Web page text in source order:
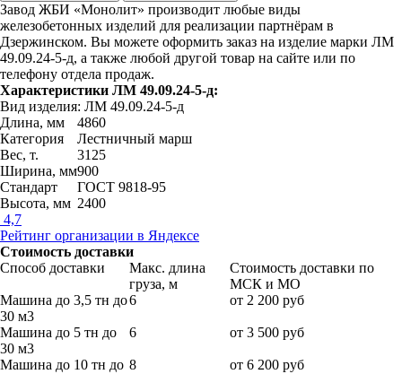
Завод ЖБИ «Монолит» производит любые виды
железобетонных изделий для реализации партнёрам в
Дзержинском. Вы можете оформить заказ на изделие марки ЛМ
49.09.24-5-д, а также любой другой товар на сайте или по
телефону отдела продаж.
Характеристики ЛМ 49.09.24-5-д:
Вид изделия: ЛМ 49.09.24-5-д
Длина, мм
4860
Категория
Лестничный марш
Вес, т.
3125
Ширина, мм900
Стандарт
ГОСТ 9818-95
Высота, мм 2400
4,7
Рейтинг организации в Яндексе
Стоимость доставки
Способ доставки
Макс. длина
груза, м
Стоимость доставки по
МСК и МО
Машина до 3,5 тн до
30 м3
6 от 2 200 руб
Машина до 5 тн до
30 м3
6 от 3 500 руб
Машина до 10 тн до 8 от 6 200 руб